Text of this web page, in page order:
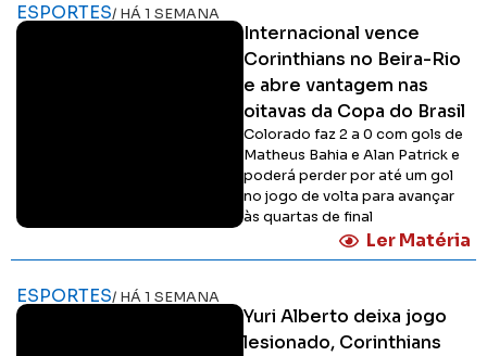
ESPORTES/ HÁ 1 SEMANA
Internacional vence
Corinthians no Beira-Rio
e abre vantagem nas
oitavas da Copa do Brasil
Colorado faz 2 a 0 com gols de
Matheus Bahia e Alan Patrick e
poderá perder por até um gol
no jogo de volta para avançar
às quartas de final
Ler Matéria
ESPORTES/ HÁ 1 SEMANA
Yuri Alberto deixa jogo
lesionado, Corinthians